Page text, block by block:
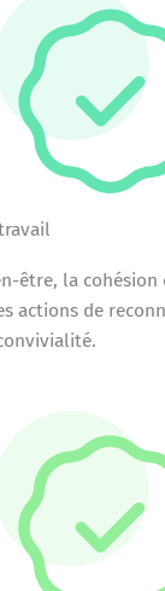
être, la cohésion
actions de